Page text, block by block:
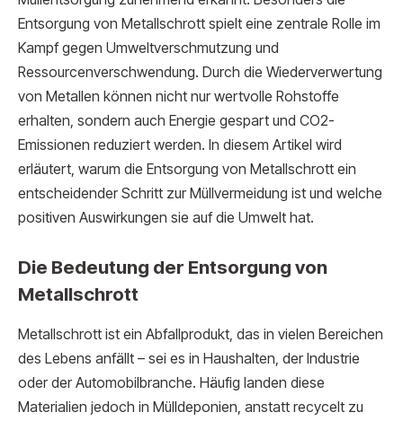
Entsorgung von Metallschrott spielt eine zentrale Rolle im
Kampf gegen Umweltverschmutzung und
Ressourcenverschwendung. Durch die Wiederverwertung
von Metallen können nicht nur wertvolle Rohstoffe
erhalten, sondern auch Energie gespart und CO2-
Emissionen reduziert werden. In diesem Artikel wird
erläutert, warum die Entsorgung von Metallschrott ein
entscheidender Schritt zur Müllvermeidung ist und welche
positiven Auswirkungen sie auf die Umwelt hat.
Die Bedeutung der Entsorgung von
Metallschrott
Metallschrott ist ein Abfallprodukt, das in vielen Bereichen
des Lebens anfällt – sei es in Haushalten, der Industrie
oder der Automobilbranche. Häufig landen diese
Materialien jedoch in Mülldeponien, anstatt recycelt zu